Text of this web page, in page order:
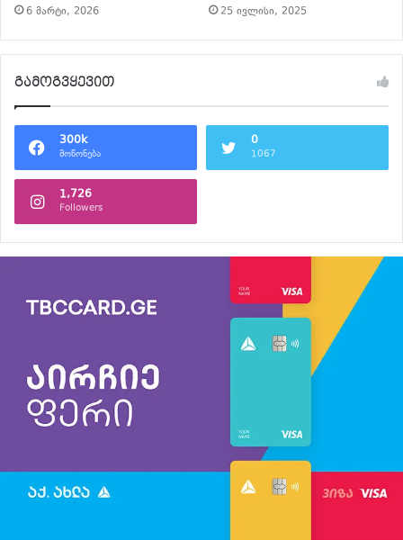
6 მარტი, 2026 25 ივლისი, 2025
გამოგვყევით
300k
მოწონება
0
1067
1,726
Followers